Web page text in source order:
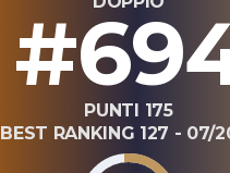
PUNTI 175
BEST RANKING 127 - 07/